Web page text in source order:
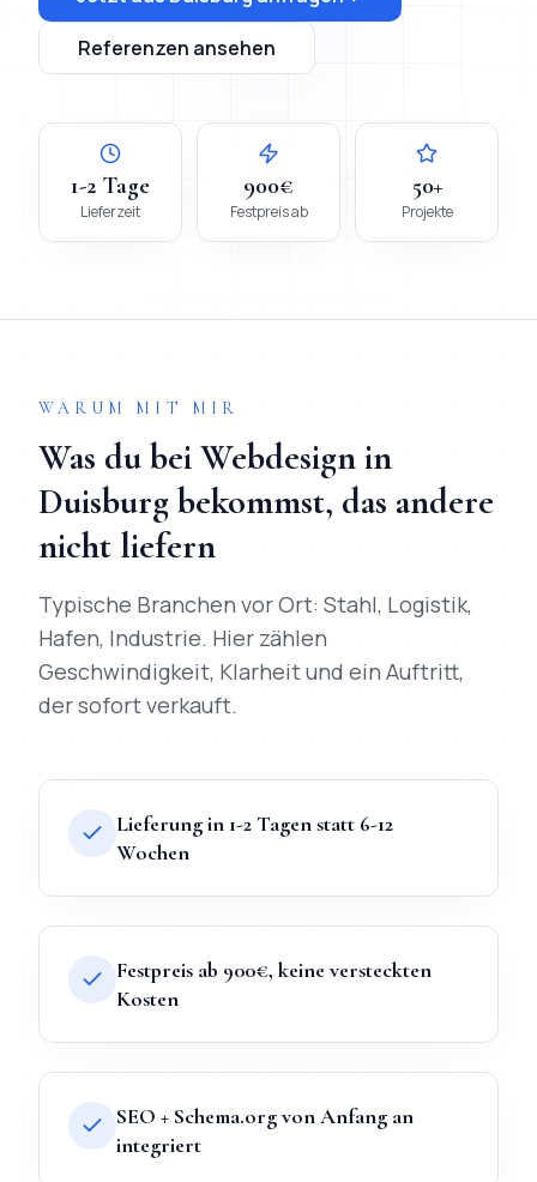
Referenzen ansehen
1-2 Tage
Lieferzeit
900€
Festpreis ab
50+
Projekte
WARUM MIT MIR
Was du beiWebdesignin
Duisburgbekommst, das andere
nicht liefern
Typische Branchen vor Ort: Stahl, Logistik,
Hafen, Industrie. Hier zählen
Geschwindigkeit, Klarheit und ein Auftritt,
der sofort verkauft.
Lieferung in 1-2 Tagen statt 6-12
Wochen
Festpreis ab 900€, keine versteckten
Kosten
SEO + Schema.org von Anfang an
integriert